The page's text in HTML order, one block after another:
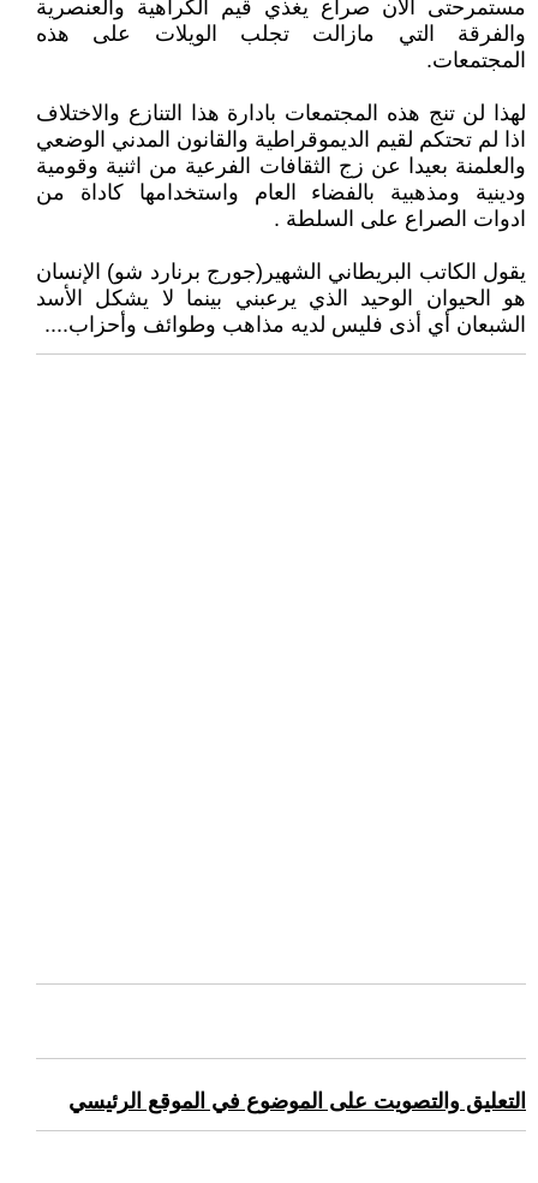
مستمرحتى الان صراع يغذي قيم الكراهية والعنصرية
والفرقة التي مازالت تجلب الويلات على هذه
المجتمعات.
لهذا لن تنج هذه المجتمعات بادارة هذا التنازع والاختلاف
اذا لم تحتكم لقيم الديموقراطية والقانون المدني الوضعي
والعلمنة بعيدا عن زج الثقافات الفرعية من اثنية وقومية
ودينية ومذهبية بالفضاء العام واستخدامها كاداة من
ادوات الصراع على السلطة .
يقول الكاتب البريطاني الشهير(جورج برنارد شو) الإنسان
هو الحيوان الوحيد الذي يرعبني بينما لا يشكل الأسد
الشبعان أي أذى فليس لديه مذاهب وطوائف وأحزاب....
التعليق والتصويت على الموضوع في الموقع الرئيسي